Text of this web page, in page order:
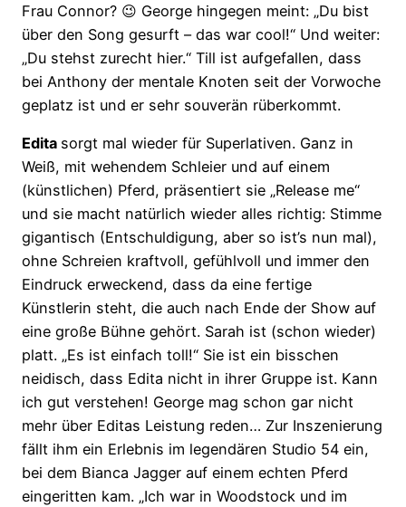
Frau Connor? 😉 George hingegen meint: „Du bist
über den Song gesurft – das war cool!“ Und weiter:
„Du stehst zurecht hier.“ Till ist aufgefallen, dass
bei Anthony der mentale Knoten seit der Vorwoche
geplatz ist und er sehr souverän rüberkommt.
Edita sorgt mal wieder für Superlativen. Ganz in
Weiß, mit wehendem Schleier und auf einem
(künstlichen) Pferd, präsentiert sie „Release me“
und sie macht natürlich wieder alles richtig: Stimme
gigantisch (Entschuldigung, aber so ist’s nun mal),
ohne Schreien kraftvoll, gefühlvoll und immer den
Eindruck erweckend, dass da eine fertige
Künstlerin steht, die auch nach Ende der Show auf
eine große Bühne gehört. Sarah ist (schon wieder)
platt. „Es ist einfach toll!“ Sie ist ein bisschen
neidisch, dass Edita nicht in ihrer Gruppe ist. Kann
ich gut verstehen! George mag schon gar nicht
mehr über Editas Leistung reden… Zur Inszenierung
fällt ihm ein Erlebnis im legendären Studio 54 ein,
bei dem Bianca Jagger auf einem echten Pferd
eingeritten kam. „Ich war in Woodstock und im